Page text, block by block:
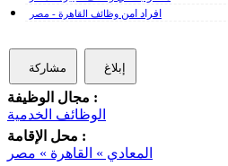
افراد امن وظائف القاهرة - مصر
مشاركة إبلاغ
مجال الوظيفة :
الوظائف الخدمية
محل الإقامة :
المعادي » القاهرة » مصر